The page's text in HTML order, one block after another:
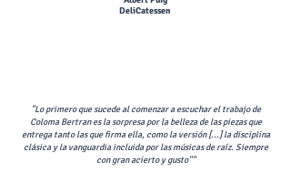
DeliCatessen
"Lo primero que sucede al comenzar a escuchar el trabajo de
Coloma Bertran es la sorpresa por la belleza de las piezas que
entrega tanto las que firma ella, como la versión [...] la disciplina
clásica y la vanguardia incluida por las músicas de raíz. Siempre
con gran acierto y gusto""​